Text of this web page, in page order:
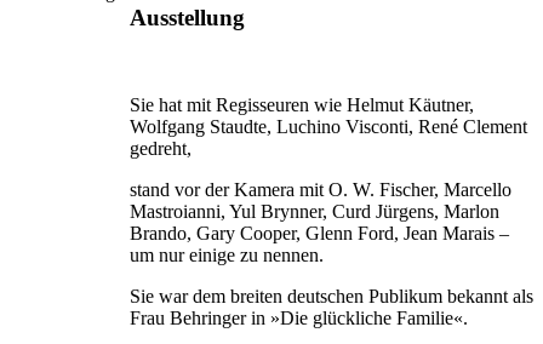
Ausstellung
Sie hat mit Regisseuren wie Helmut Käutner,
Wolfgang Staudte, Luchino Visconti, René Clement
gedreht,
stand vor der Kamera mit O. W. Fischer, Marcello
Mastroianni, Yul Brynner, Curd Jürgens, Marlon
Brando, Gary Cooper, Glenn Ford, Jean Marais –
um nur einige zu nennen.
Sie war dem breiten deutschen Publikum bekannt als
Frau Behringer in »Die glückliche Familie«.